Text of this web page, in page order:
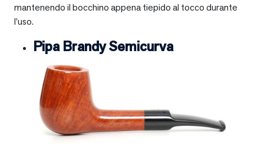
mantenendo il bocchino appena tiepido al tocco durante
l’uso.
Pipa Brandy Semicurva